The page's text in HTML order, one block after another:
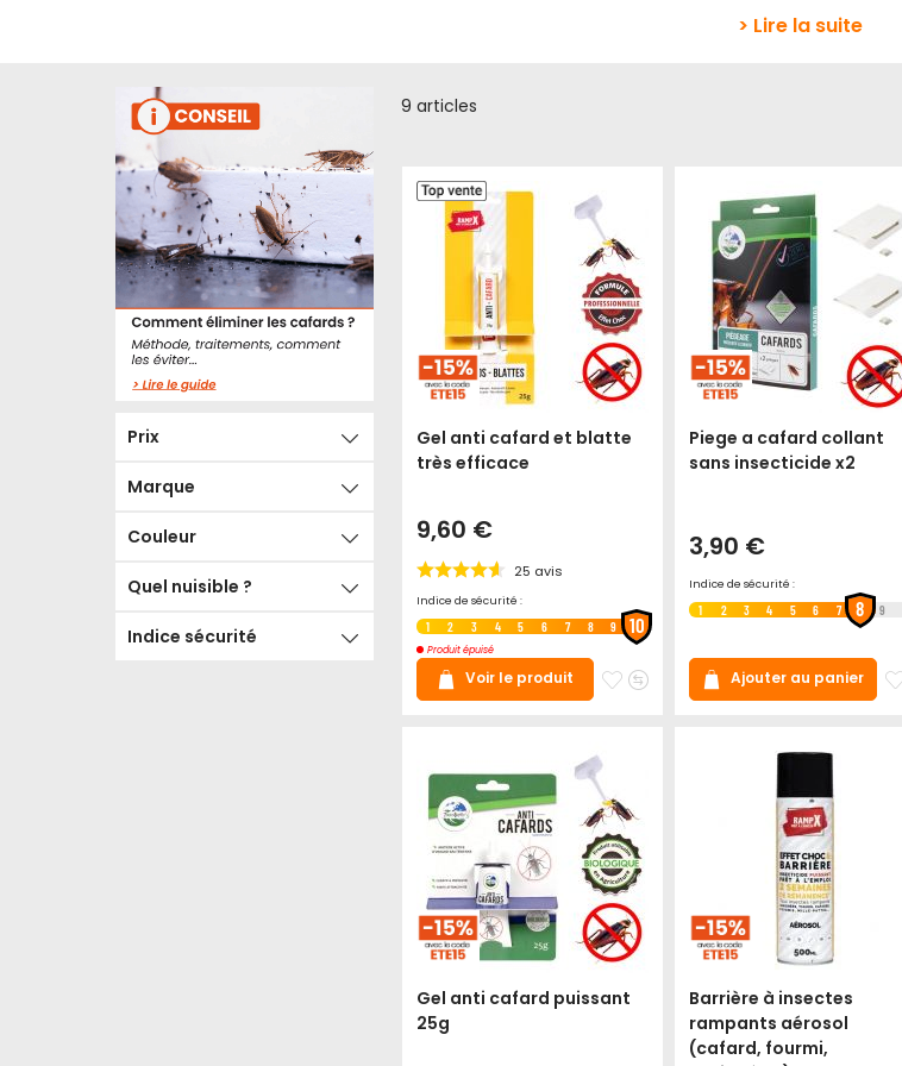
> Lire la suite
9 articles
Gel anti cafard et blatte
très efficace
9,60 €
25 avis
Indice de sécurité :
1 2 3 4 5 6 7 8 9 10
Produit épuisé
Voir le produit
AjouterAjouter
Piege a cafard collant
sans insecticide x2
3,90 €
Indice de sécurité :
1 2 3 4 5 6 7 8 9
Ajouter au panier
Gel anti cafard puissant
25g
Barrière à insectes
rampants aérosol
(cafard, fourmi,
Prix
Marque
Couleur
Quel nuisible ?
Indice sécurité